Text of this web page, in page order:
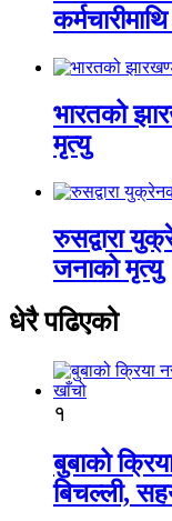
भारतको
मृत्यु
रुसद्वारा
जनाको मृत्यु
धेरै पढिएको
१
बुबाको
बिचल्ली,